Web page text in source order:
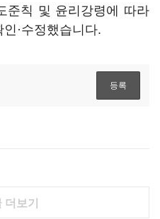
준칙 및 윤리강령에 따라
·수정했습니다.
더보기